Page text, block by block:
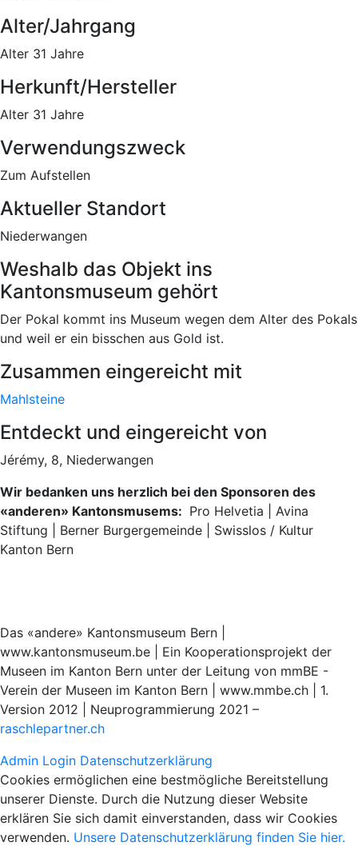
Alter/Jahrgang
Alter 31 Jahre
Herkunft/Hersteller
Alter 31 Jahre
Verwendungszweck
Zum Aufstellen
Aktueller Standort
Niederwangen
Weshalb das Objekt ins
Kantonsmuseum gehört
Der Pokal kommt ins Museum wegen dem Alter des Pokals
und weil er ein bisschen aus Gold ist.
Zusammen eingereicht mit
Mahlsteine
Entdeckt und eingereicht von
Jérémy, 8, Niederwangen
Wir bedanken uns herzlich bei den Sponsoren des
«anderen» Kantonsmusems: Pro Helvetia | Avina
Stiftung | Berner Burgergemeinde | Swisslos / Kultur
Kanton Bern
Das «andere» Kantonsmuseum Bern |
www.kantonsmuseum.be | Ein Kooperationsprojekt der
Museen im Kanton Bern unter der Leitung von mmBE -
Verein der Museen im Kanton Bern | www.mmbe.ch | 1.
Version 2012 | Neuprogrammierung 2021 –
raschlepartner.ch
Admin Login Datenschutzerklärung
Cookies ermöglichen eine bestmögliche Bereitstellung
unserer Dienste. Durch die Nutzung dieser Website
erklären Sie sich damit einverstanden, dass wir Cookies
verwenden. Unsere Datenschutzerklärung finden Sie hier.